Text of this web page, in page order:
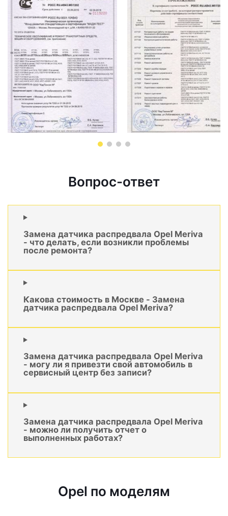
Вопрос-ответ
Замена датчика распредвала Opel Meriva
- что делать, если возникли проблемы
после ремонта?
Какова стоимость в Москве - Замена
датчика распредвала Opel Meriva?
Замена датчика распредвала Opel Meriva
- могу ли я привезти свой автомобиль в
сервисный центр без записи?
Замена датчика распредвала Opel Meriva
- можно ли получить отчет о
выполненных работах?
Opel по моделям